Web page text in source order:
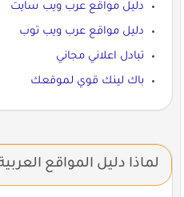
دليل مواقع عرب ويب سايت
دليل مواقع عرب ويب توب
تبادل اعلاني مجاني
باك لينك قوي لموقعك
لماذا دليل المواقع العربية